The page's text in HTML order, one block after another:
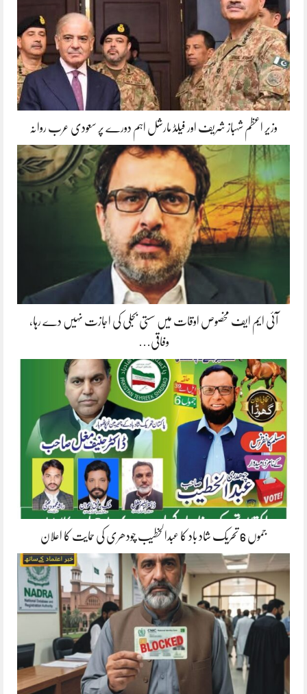
وزیر اعظم شہباز شریف اور فیلڈ مارشل اہم دورے پر سعودی عرب روانہ
آئی ایم ایف مخصوص اوقات میں سستی بجلی کی اجازت نہیں دے رہا،
وفاقی…
جموں 6 تحریک شاد باد کا عبدالخطیب چودھری کی حمایت کا اعلان